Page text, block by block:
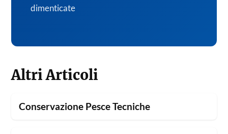
dimenticate
Altri Articoli
Conservazione Pesce Tecniche